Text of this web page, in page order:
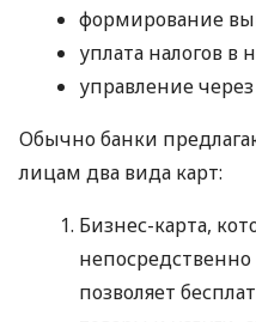
формирование
уплата налогов в
управление
Обычно банки
лицам два вида карт:
Бизнес-карта,
позволяет